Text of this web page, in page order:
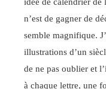
n’est de gagner de
semble magnifique.
illustrations d’un
de ne pas oublier et
à chaque lettre, une